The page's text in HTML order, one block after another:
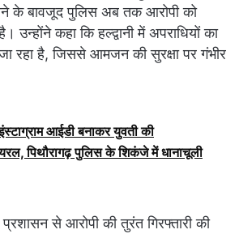
के बावजूद पुलिस अब तक आरोपी को
उन्होंने कहा कि हल्द्वानी में अपराधियों का
रहा है, जिससे आमजन की सुरक्षा पर गंभीर
आईडी बनाकर युवती की
पिथौरागढ़ पुलिस के शिकंजे में धानाचूली
से आरोपी की तुरंत गिरफ्तारी की